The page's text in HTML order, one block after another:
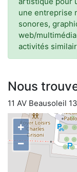
une entreprise
sonores,
web/
activités
Nous
11 AV Beausoleil
+
−